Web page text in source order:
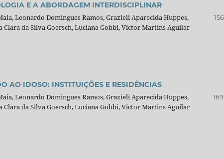
E A ABORDAGEM INTERDISCIPLINAR
Leonardo Domingues Ramos, Grazieli Aparecida Huppes,
da Silva Goersch, Luciana Gobbi, Victor Martins Aguilar
AO IDOSO: INSTITUIÇÕES E RESIDÊNCIAS
Leonardo Domingues Ramos, Grazieli Aparecida Huppes,
da Silva Goersch, Luciana Gobbi, Victor Martins Aguilar